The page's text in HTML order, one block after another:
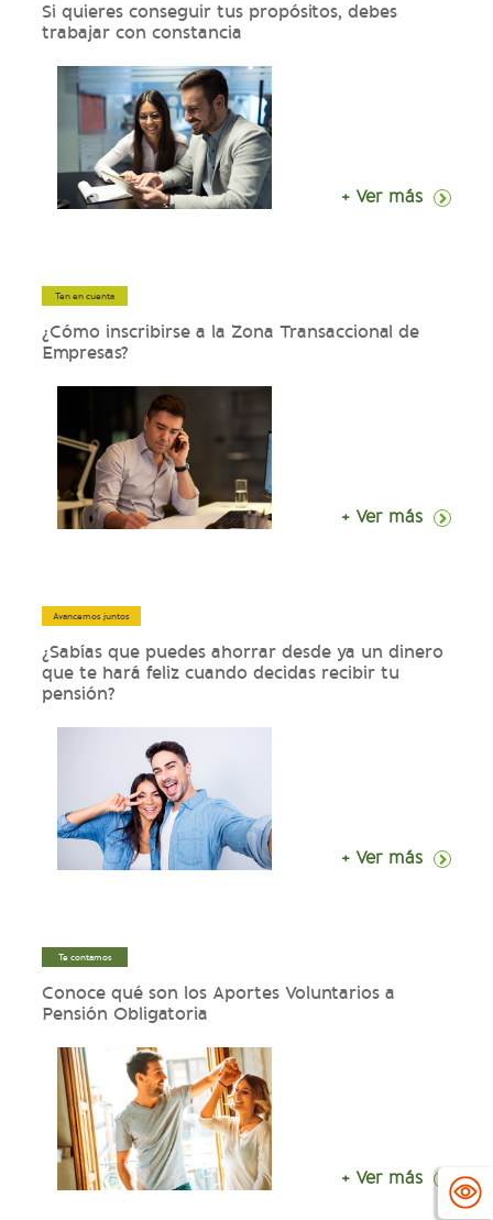
Si quieres conseguir tus propósitos, debes
trabajar con constancia
+ Ver más
Ten en cuenta
¿Cómo inscribirse a la Zona Transaccional de
Empresas?
+ Ver más
Avancemos juntos
¿Sabías que puedes ahorrar desde ya un dinero
que te hará feliz cuando decidas recibir tu
pensión?
+ Ver más
Te contamos
Conoce qué son los Aportes Voluntarios a
Pensión Obligatoria
+ Ver más